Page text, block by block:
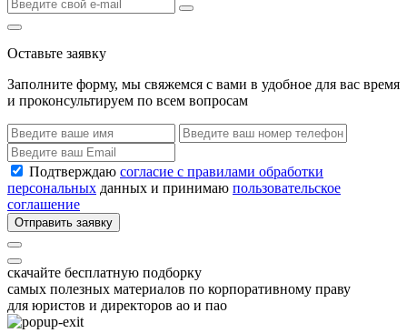
Оставьте заявку
Заполните форму, мы свяжемся с вами в удобное для вас время
и проконсультируем по всем вопросам
Подтверждаю согласие с правилами обработки
персональных данных и принимаю пользовательское
соглашение
Отправить заявку
скачайте бесплатную подборку
самых полезных материалов по корпоративному праву
для юристов и директоров ао и пао